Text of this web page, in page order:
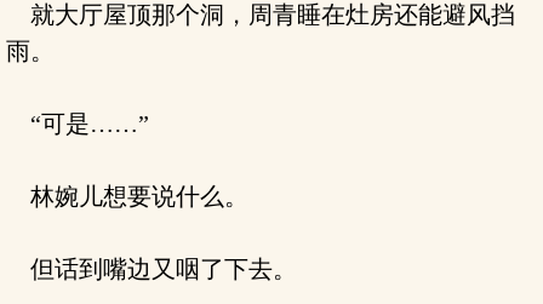
就大厅屋顶那个洞，周青睡在灶房还能避风挡
雨。
“可是……”
林婉儿想要说什么。
但话到嘴边又咽了下去。